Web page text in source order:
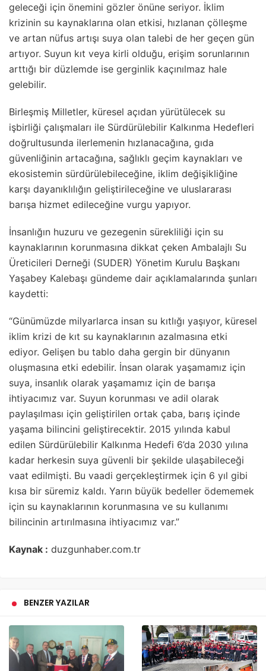
geleceği için önemini gözler önüne seriyor. İklim
krizinin su kaynaklarına olan etkisi, hızlanan çölleşme
ve artan nüfus artışı suya olan talebi de her geçen gün
artıyor. Suyun kıt veya kirli olduğu, erişim sorunlarının
arttığı bir düzlemde ise gerginlik kaçınılmaz hale
gelebilir.
Birleşmiş Milletler, küresel açıdan yürütülecek su
işbirliği çalışmaları ile Sürdürülebilir Kalkınma Hedefleri
doğrultusunda ilerlemenin hızlanacağına, gıda
güvenliğinin artacağına, sağlıklı geçim kaynakları ve
ekosistemin sürdürülebileceğine, iklim değişikliğine
karşı dayanıklılığın geliştirileceğine ve uluslararası
barışa hizmet edileceğine vurgu yapıyor.
İnsanlığın huzuru ve gezegenin sürekliliği için su
kaynaklarının korunmasına dikkat çeken Ambalajlı Su
Üreticileri Derneği (SUDER) Yönetim Kurulu Başkanı
Yaşabey Kalebaşı gündeme dair açıklamalarında şunları
kaydetti:
“Günümüzde milyarlarca insan su kıtlığı yaşıyor, küresel
iklim krizi de kıt su kaynaklarının azalmasına etki
ediyor. Gelişen bu tablo daha gergin bir dünyanın
oluşmasına etki edebilir. İnsan olarak yaşamamız için
suya, insanlık olarak yaşamamız için de barışa
ihtiyacımız var. Suyun korunması ve adil olarak
paylaşılması için geliştirilen ortak çaba, barış içinde
yaşama bilincini geliştirecektir. 2015 yılında kabul
edilen Sürdürülebilir Kalkınma Hedefi 6’da 2030 yılına
kadar herkesin suya güvenli bir şekilde ulaşabileceği
vaat edilmişti. Bu vaadi gerçekleştirmek için 6 yıl gibi
kısa bir süremiz kaldı. Yarın büyük bedeller ödememek
için su kaynaklarının korunmasına ve su kullanımı
bilincinin artırılmasına ihtiyacımız var.”
Kaynak : duzgunhaber.com.tr
BENZER YAZILAR